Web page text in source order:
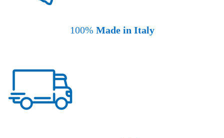
100% Made in Italy